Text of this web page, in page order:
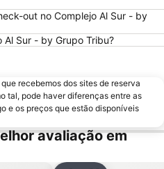
Cortadura Beach
Real Plaza de Toros
Parque Comercial Bahía Sur
Barrio de la Atalaya
Baluarte de la Candelaria
out no Complejo Al Sur - by
Sur - by Grupo Tribu?
recebemos dos sites de reserva
tal, pode haver diferenças entre as
e os preços que estão disponíveis
avaliação em